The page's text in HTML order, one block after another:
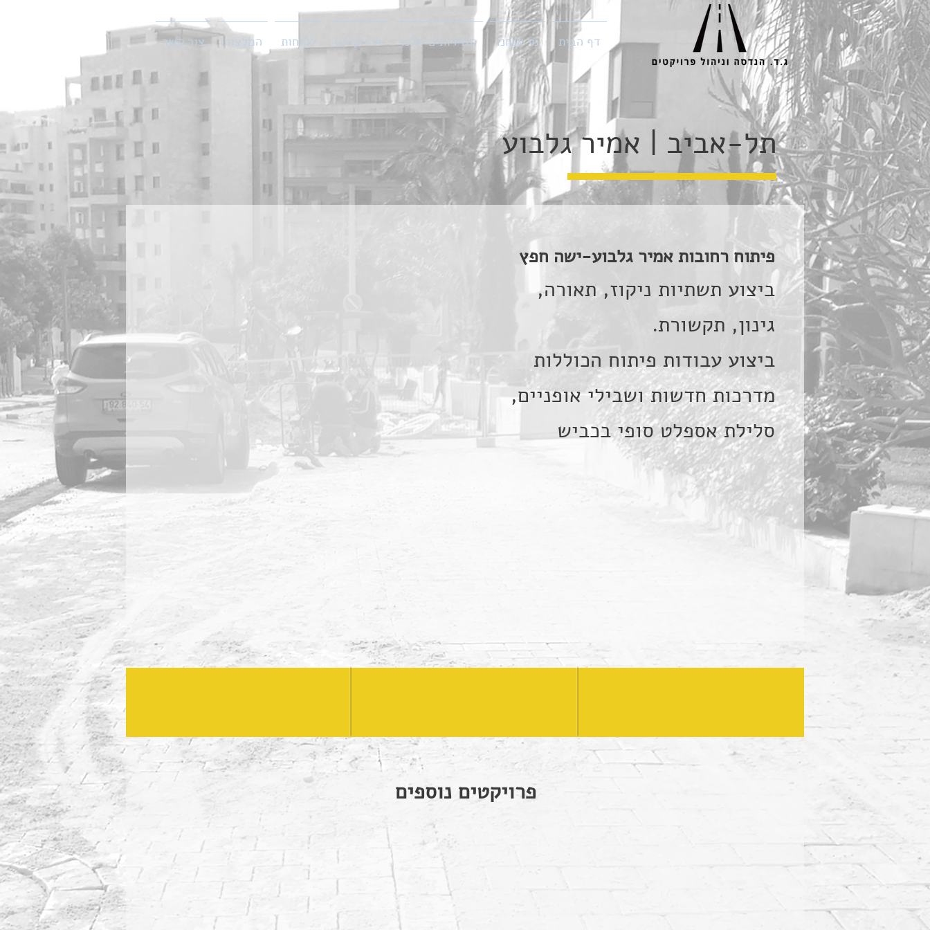
דף הבית מי אנחנו השירותים שלנו פרויקטים לקוחות המלצות צור קשר
תל-אביב | אמיר גלבוע
פיתוח רחובות אמיר גלבוע-ישה חפץ
ביצוע תשתיות ניקוז, תאורה,
גינון, תקשורת.
ביצוע עבודות פיתוח הכוללות
מדרכות חדשות ושבילי אופניים,
סלילת אספלט סופי בכביש
פרויקטים נוספים
גני תקווה | פיתוח ברוכין | אמפא זולדן